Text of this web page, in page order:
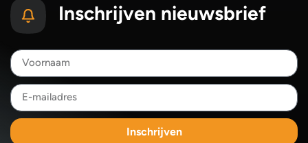
Inschrijven nieuwsbrief
Inschrijven